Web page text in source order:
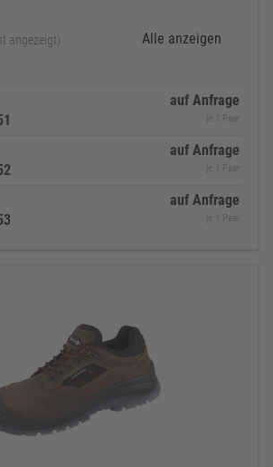
angezeigt)
Alle anzeigen
auf Anfrage
je 1 Paar
auf Anfrage
je 1 Paar
auf Anfrage
je 1 Paar